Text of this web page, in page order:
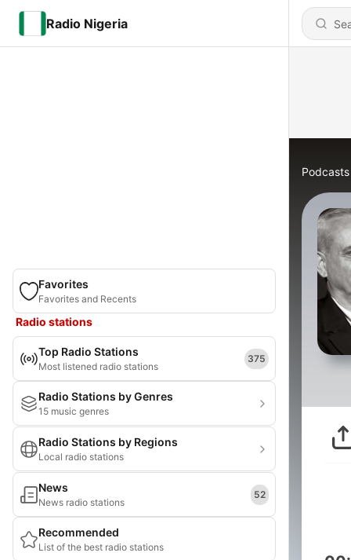
Radio Nigeria
Favorites
Favorites and Recents
Radio stations
Top Radio Stations
Most listened radio stations
375
Radio Stations by Genres
15 music genres
Radio Stations by Regions
Local radio stations
News
News radio stations
52
Recommended
List of the best radio stations
Podcasts